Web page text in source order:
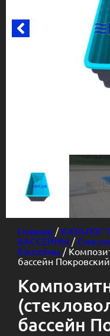
Главная / КАТАЛОГ
БАССЕЙНЫ /
бассейны /
бассейн
бассейн